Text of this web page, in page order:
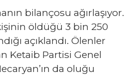
bilançosu ağırlaşıyor.
öldüğü 3 bin 250
açıklandı. Ölenler
Ketaib Partisi Genel
da oluğu